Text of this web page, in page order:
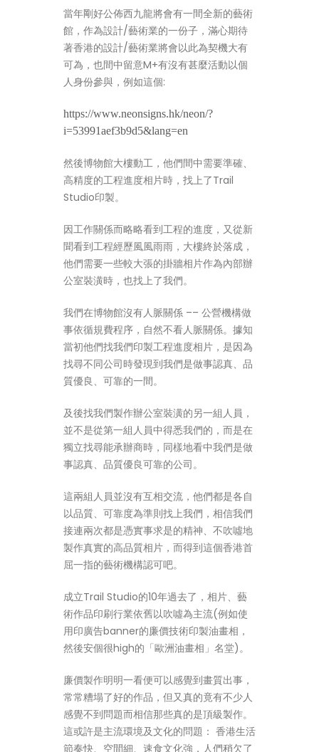
當年剛好公佈西九龍將會有一間全新的藝術
館，作為設計/藝術業的一份子，滿心期待
著香港的設計/藝術業將會以此為契機大有
可為，也間中留意M+有沒有甚麼活動以個
人身份參與，例如這個:
https://www.neonsigns.hk/neon/?
i=53991aef3b9d5&lang=en
然後博物館大樓動工，他們間中需要準確、
高精度的工程進度相片時，找上了Trail
Studio印製。
因工作關係而略略看到工程的進度，又從新
聞看到工程經歷風風雨雨，大樓終於落成，
他們需要一些較大張的掛牆相片作為內部辦
公室裝潢時，也找上了我們。
我們在博物館沒有人脈關係 –– 公營機構做
事依循規費程序，自然不看人脈關係。據知
當初他們找我們印製工程進度相片，是因為
找尋不同公司時發現到我們是做事認真、品
質優良、可靠的一間。
及後找我們製作辦公室裝潢的另一組人員，
並不是從第一組人員中得悉我們的，而是在
獨立找尋能承辦商時，同樣地看中我們是做
事認真、品質優良可靠的公司。
這兩組人員並沒有互相交流，他們都是各自
以品質、可靠度為準則找上我們，相信我們
接連兩次都是憑實事求是的精神、不吹噓地
製作真實的高品質相片，而得到這個香港首
屈一指的藝術機構認可吧。
成立Trail Studio的10年過去了，相片、藝
術作品印刷行業依舊以吹噓為主流(例如使
用印廣告banner的廉價技術印製油畫相，
然後安個很high的「歐洲油畫相」名堂)。
廉價製作明明一看便可以感覺到畫質出事，
常常糟塌了好的作品，但又真的竟有不少人
感覺不到問題而相信那些真的是頂級製作。
這或許是主流環境及文化的問題： 香港生活
節奏快、空間細、速食文化強，人們稍欠了